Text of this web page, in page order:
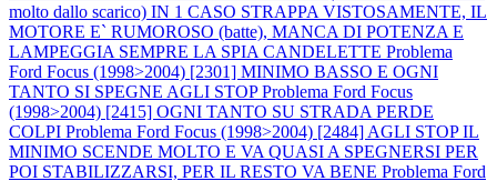
molto dallo scarico) IN 1 CASO STRAPPA VISTOSAMENTE, IL
MOTORE E` RUMOROSO (batte), MANCA DI POTENZA E
LAMPEGGIA SEMPRE LA SPIA CANDELETTE Problema
Ford Focus (1998>2004) [2301] MINIMO BASSO E OGNI
TANTO SI SPEGNE AGLI STOPProblema Ford Focus
(1998>2004) [2415] OGNI TANTO SU STRADA PERDE
COLPI Problema Ford Focus (1998>2004) [2484] AGLI STOP IL
MINIMO SCENDE MOLTO E VA QUASI A SPEGNERSI PER
POI STABILIZZARSI, PER IL RESTO VA BENE Problema Ford